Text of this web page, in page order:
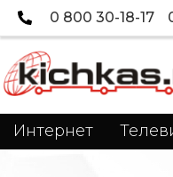
0 800 30-18-17
Интернет